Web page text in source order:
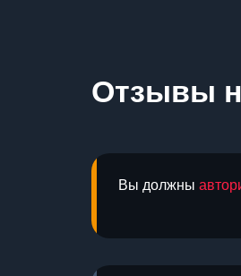
Отзывы
Вы должны